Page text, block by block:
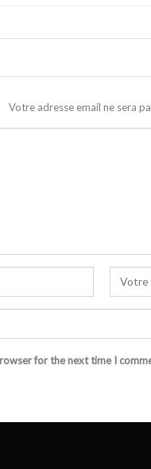
Votre adresse email ne sera
for the next time I